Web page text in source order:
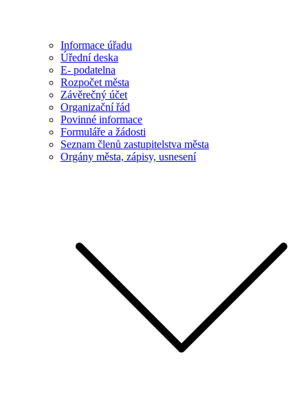
Informace úřadu
Úřední deska
E- podatelna
Rozpočet města
Závěrečný účet
Organizační řád
Povinné informace
Formuláře a žádosti
Seznam členů zastupitelstva města
Orgány města, zápisy, usnesení